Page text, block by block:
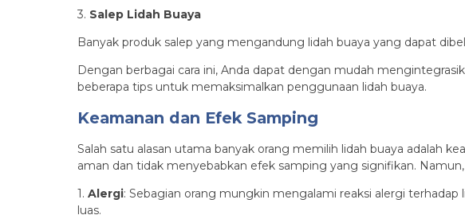
3. Salep Lidah Buaya
Banyak produk salep yang mengandung lidah buaya yang dapat
Dengan berbagai cara ini, Anda dapat dengan mudah
beberapa tips untuk memaksimalkan penggunaan lidah buaya.
Keamanan dan Efek Samping
Salah satu alasan utama banyak orang memilih lidah buaya adalah
aman dan tidak menyebabkan efek samping yang signifikan.
1. Alergi: Sebagian orang mungkin mengalami reaksi alergi
luas.